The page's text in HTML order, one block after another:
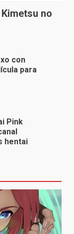
no
con
para
Pink
hentai